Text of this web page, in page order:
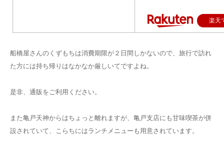
楽天
船橋屋さんのくずもちは消費期限が２日間しかないので、旅行で訪れ
た方には持ち帰りはなかなか厳しいてですよね。
是非、通販をご利用ください。
また亀戸天神からはちょっと離れますが、亀戸支店にも甘味喫茶が併
設されていて、こらちにはランチメニューも用意されています。